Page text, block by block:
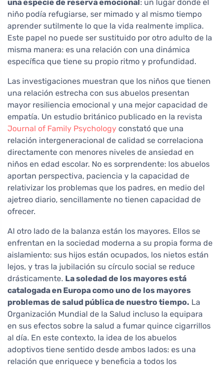
una especie de reserva emocional : un lugar donde el
niño podía refugiarse, ser mimado y al mismo tiempo
aprender sutilmente lo que la vida realmente implica.
Este papel no puede ser sustituido por otro adulto de la
misma manera: es una relación con una dinámica
específica que tiene su propio ritmo y profundidad.
Las investigaciones muestran que los niños que tienen
una relación estrecha con sus abuelos presentan
mayor resiliencia emocional y una mejor capacidad de
empatía. Un estudio británico publicado en la revista
Journal of Family Psychology constató que una
relación intergeneracional de calidad se correlaciona
directamente con menores niveles de ansiedad en
niños en edad escolar. No es sorprendente: los abuelos
aportan perspectiva, paciencia y la capacidad de
relativizar los problemas que los padres, en medio del
ajetreo diario, sencillamente no tienen capacidad de
ofrecer.
Al otro lado de la balanza están los mayores. Ellos se
enfrentan en la sociedad moderna a su propia forma de
aislamiento: sus hijos están ocupados, los nietos están
lejos, y tras la jubilación su círculo social se reduce
drásticamente. La soledad de los mayores está
catalogada en Europa como uno de los mayores
problemas de salud pública de nuestro tiempo. La
Organización Mundial de la Salud incluso la equipara
en sus efectos sobre la salud a fumar quince cigarrillos
al día. En este contexto, la idea de los abuelos
adoptivos tiene sentido desde ambos lados: es una
relación que enriquece y beneficia a todos los